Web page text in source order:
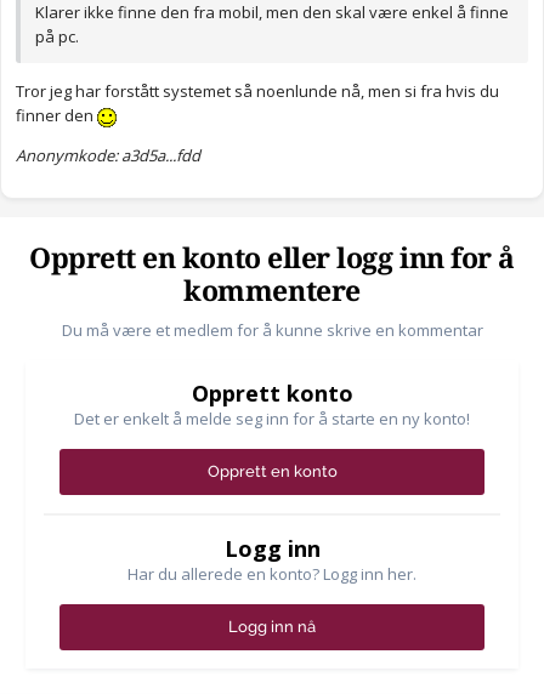
Klarer ikke finne den fra mobil, men den skal være enkel å finne
på pc.
Tror jeg har forstått systemet så noenlunde nå, men si fra hvis du
finner den
Anonymkode: a3d5a...fdd
Opprett en konto eller logg inn for å
kommentere
Du må være et medlem for å kunne skrive en kommentar
Opprett konto
Det er enkelt å melde seg inn for å starte en ny konto!
Opprett en konto
Logg inn
Har du allerede en konto? Logg inn her.
Logg inn nå